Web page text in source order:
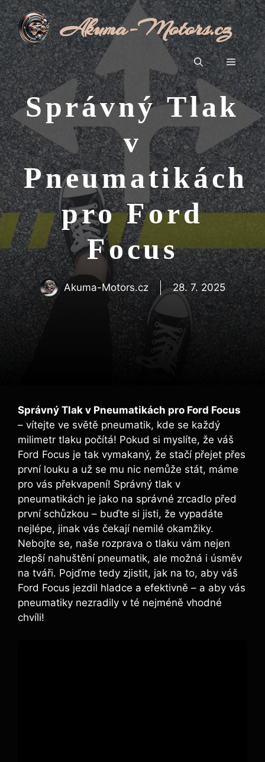
Přeskočit
na
obsah
Akuma-Motors.cz
Menu
Správný Tlak
v
Pneumatikách
pro Ford
Focus
Akuma-Motors.cz 28. 7. 2025
Správný Tlak v Pneumatikách pro Ford Focus
– vítejte ve světě pneumatik, kde se každý
milimetr tlaku počítá! Pokud si myslíte, že váš
Ford Focus je tak vymakaný, že stačí přejet přes
první louku a už se mu nic nemůže stát, máme
pro vás překvapení! Správný tlak v
pneumatikách je jako na správné zrcadlo před
první schůzkou – buďte si jisti, že vypadáte
nejlépe, jinak vás čekají nemilé okamžiky.
Nebojte se, naše rozprava o tlaku vám nejen
zlepší nahuštění pneumatik, ale možná i úsměv
na tváři. Pojďme tedy zjistit, jak na to, aby váš
Ford Focus jezdil hladce a efektivně – a aby vás
pneumatiky nezradily v té nejméně vhodné
chvíli!